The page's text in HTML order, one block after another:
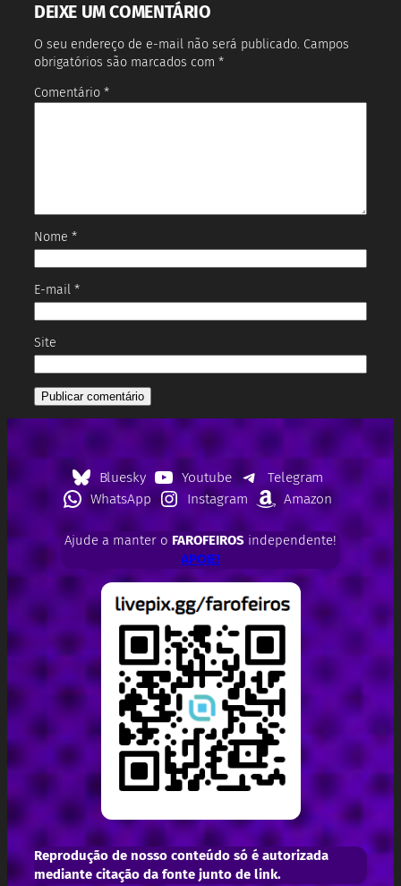
DEIXE UM COMENTÁRIO
O seu endereço de e-mail não será publicado. Campos
obrigatórios são marcados com *
Comentário *
Nome *
E-mail *
Site
Bluesky Youtube
Telegram
WhatsApp
Instagram Amazon
Ajude a manter o FAROFEIROSindependente!
APOIE!
Reprodução de nosso conteúdo só é autorizada
mediante citação da fonte junto de link.